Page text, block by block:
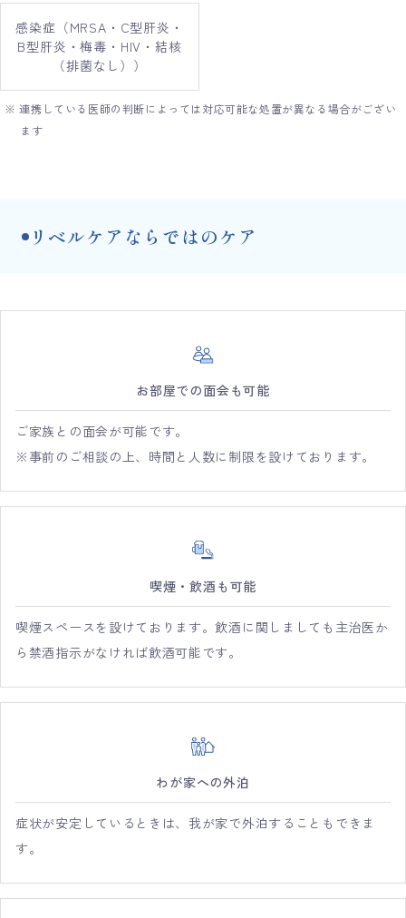
感染症（MRSA・C型肝炎・
B型肝炎・梅毒・HIV・結核
（排菌なし））
※ 連携している医師の判断によっては対応可能な処置が異なる場合がござい
ます
リベルケアならではのケア
お部屋での面会も可能
ご家族との面会が可能です。
※事前のご相談の上、時間と人数に制限を設けております。
喫煙・飲酒も可能
喫煙スペースを設けております。飲酒に関しましても主治医か
ら禁酒指示がなければ飲酒可能です。
わが家への外泊
症状が安定しているときは、我が家で外泊することもできま
す。